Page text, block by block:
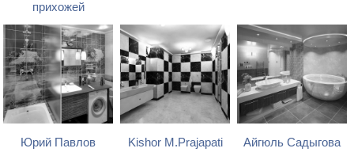
прихожей
Юрий Павлов Kishor M.Prajapati Айгюль Садыгова